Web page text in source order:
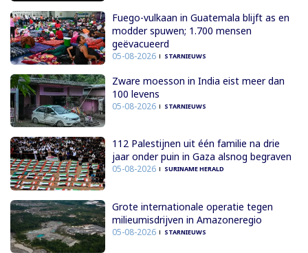
Fuego-vulkaan in Guatemala blijft as en
modder spuwen; 1.700 mensen
geëvacueerd
05-08-2026 STARNIEUWS
Zware moesson in India eist meer dan
100 levens
05-08-2026 STARNIEUWS
112 Palestijnen uit één familie na drie
jaar onder puin in Gaza alsnog begraven
05-08-2026 SURINAME HERALD
Grote internationale operatie tegen
milieumisdrijven in Amazoneregio
05-08-2026 STARNIEUWS